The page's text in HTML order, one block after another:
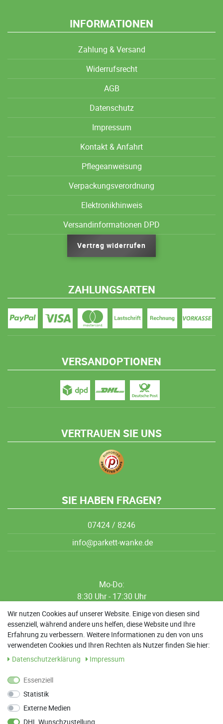
INFORMATIONEN
Zahlung & Versand
Widerrufsrecht
AGB
Datenschutz
Impressum
Kontakt & Anfahrt
Pflegeanweisung
Verpackungsverordnung
Elektronikhinweis
Versandinformationen DPD
Vertrag widerrufen
ZAHLUNGSARTEN
VERSANDOPTIONEN
VERTRAUEN SIE UNS
SIE HABEN FRAGEN?
07424 / 8246
info@parkett-wanke.de
Mo-Do:
8:30 Uhr - 17:30 Uhr
8:30 Uhr - 12:00 Uhr
13:00 Uhr - 17:30 Uhr
Sa: 9:00 Uhr - 13:00 Uhr
Wir nutzen Cookies auf unserer Website. Einige von diesen sind
essenziell, während andere uns helfen, diese Website und Ihre
Erfahrung zu verbessern. Weitere Informationen zu den von uns
verwendeten Cookies und Ihren Rechten als Nutzer finden Sie hier:
Daten­schutz­erklärung
Impressum
Essenziell
Statistik
Externe Medien
DHL Wunschzustellung